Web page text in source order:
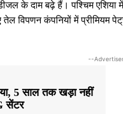
के दाम बढ़े हैं। पश्चिम
विपणन कंपनियों में प्रीमियम
--
5 साल तक खड़ा नहीं
सेंटर